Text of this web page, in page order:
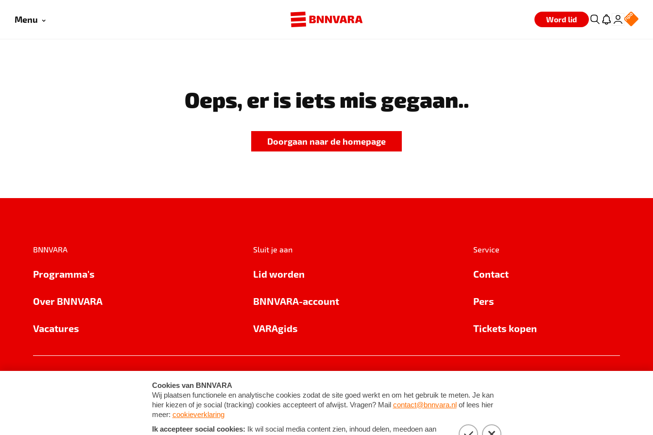
Menu Word lid
Oeps, er is iets mis gegaan..
Doorgaan naar de homepage
BNNVARA
Programma's
Over BNNVARA
Vacatures
Sluit je aan
Lid worden
BNNVARA-account
VARAgids
Service
Contact
Pers
Tickets kopen
Cookie-instellingen Algemene voorwaarden ©2026BNNVARA